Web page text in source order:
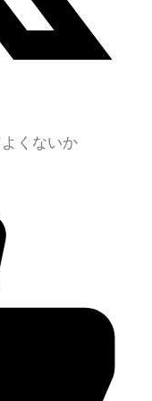
くないか